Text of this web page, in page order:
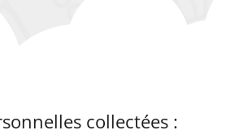
collectées :